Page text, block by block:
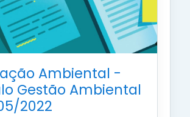
Ambiental -
Gestão Ambiental
2022